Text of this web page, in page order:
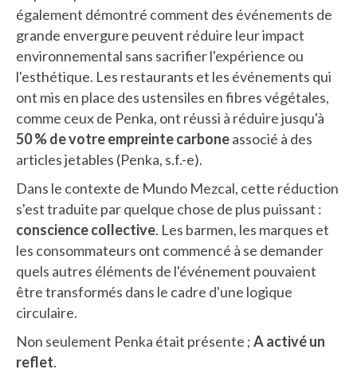
également démontré comment des événements de
grande envergure peuvent réduire leur impact
environnemental sans sacrifier l'expérience ou
l'esthétique. Les restaurants et les événements qui
ont mis en place des ustensiles en fibres végétales,
comme ceux de Penka, ont réussi à réduire jusqu'à
50 % de votre empreinte carboneassocié à des
articles jetables (Penka, s.f.-e).
Dans le contexte de Mundo Mezcal, cette réduction
s'est traduite par quelque chose de plus puissant :
conscience collective. Les barmen, les marques et
les consommateurs ont commencé à se demander
quels autres éléments de l'événement pouvaient
être transformés dans le cadre d'une logique
circulaire.
Non seulement Penka était présente ;A activé un
reflet.